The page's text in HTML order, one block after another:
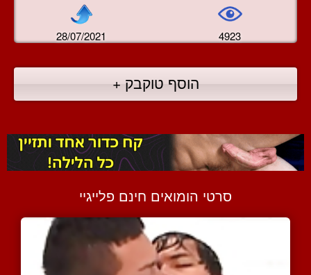
28/07/2021 4923
הוסף טוקבק +
סרטי הומואים חינם פלייגיי